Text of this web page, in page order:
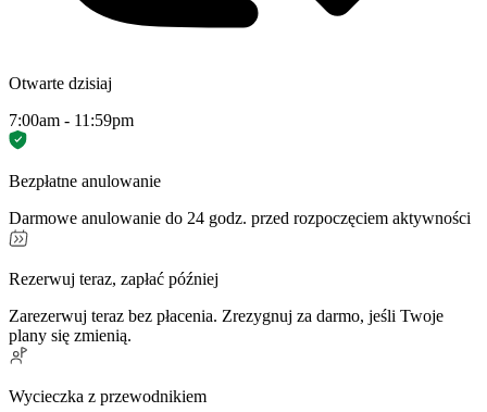
Otwarte dzisiaj
7:00am - 11:59pm
Bezpłatne anulowanie
Darmowe anulowanie do 24 godz. przed rozpoczęciem aktywności
Rezerwuj teraz, zapłać później
Zarezerwuj teraz bez płacenia. Zrezygnuj za darmo, jeśli Twoje
plany się zmienią.
Wycieczka z przewodnikiem